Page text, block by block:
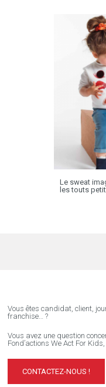
Le sweat
les touts
Vous êtes candidat, client,
franchise… ?
Vous avez une question
Fond’actions We Act For
CONTACTEZ-NOUS !